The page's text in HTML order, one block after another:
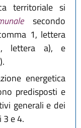
territoriale si
secondo
1, lettera
lettera a), e
energetica
predisposti e
generali e dei
e 4.